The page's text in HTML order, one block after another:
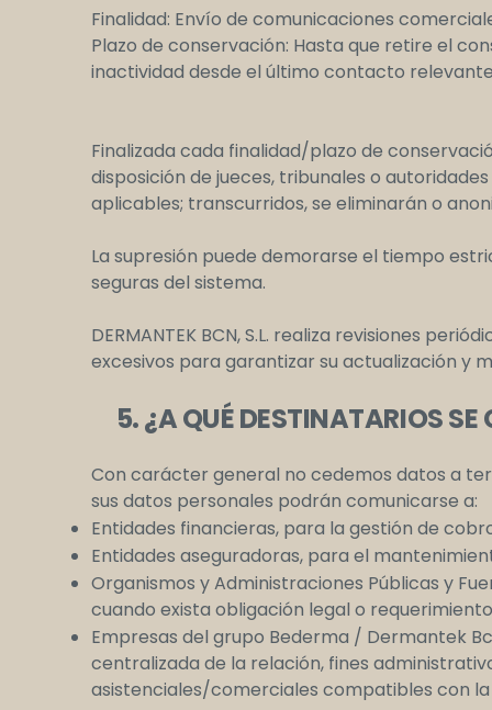
Finalidad: Envío de comunicaciones
Plazo de conservación: Hasta que retire el
inactividad desde el último contacto
Finalizada cada finalidad/plazo de
disposición de jueces, tribunales o
aplicables; transcurridos, se eliminarán o
La supresión puede demorarse el tiempo
seguras del sistema.
DERMANTEK BCN, S.L. realiza revisiones
excesivos para garantizar su actualización y
5. ¿A QUÉ DESTINATARIOS
Con carácter general no cedemos datos a
sus datos personales podrán comunicarse a:
Entidades financieras, para la gestión de
Entidades aseguradoras, para el
Organismos y Administraciones Públicas y
cuando exista obligación legal o
Empresas del grupo Bederma / Dermantek
centralizada de la relación, fines
asistenciales/comerciales compatibles con la